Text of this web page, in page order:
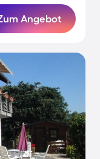
Angebot